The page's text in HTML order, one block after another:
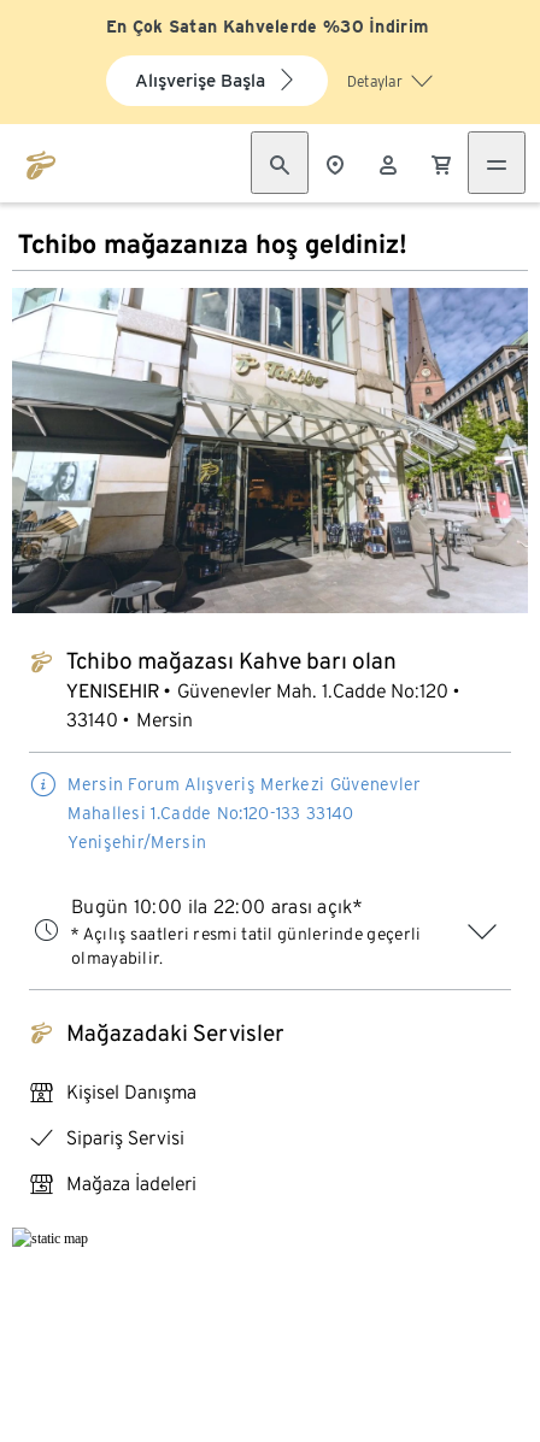
En Çok Satan Kahvelerde %30 İndirim
Alışverişe Başla Detaylar
Tchibo mağazanıza hoş geldiniz!
tchibo_logo Tchibo mağazası Kahve barı olan
YENISEHIR
Güvenevler Mah. 1.Cadde No:120
33140
Mersin
Mersin Forum Alışveriş Merkezi Güvenevler
Mahallesi 1.Cadde No:120-133 33140
Yenişehir/Mersin
Bugün 10:00 ila 22:00 arası açık*
* Açılış saatleri resmi tatil günlerinde geçerli
olmayabilir.
tchibo_logo Mağazadaki Servisler
personal_services Kişisel Danışma
checkmark Sipariş Servisi
store_return Mağaza İadeleri